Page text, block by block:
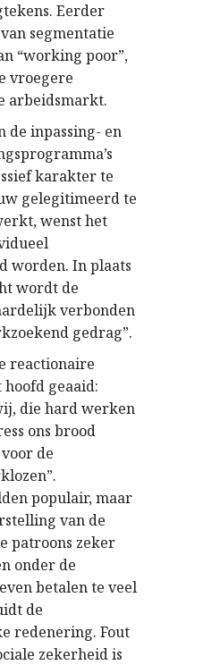
Eerder
segmentatie
“working poor”,
vroegere
arbeidsmarkt.
de inpassing- en
karakter te
gelegitimeerd te
wenst het
worden. In plaats
wordt de
verbonden
gedrag”.
reactionaire
geaaid:
die hard werken
ons brood
de
populair, maar
van de
patroons zeker
onder de
betalen te veel
de
redenering. Fout
zekerheid is